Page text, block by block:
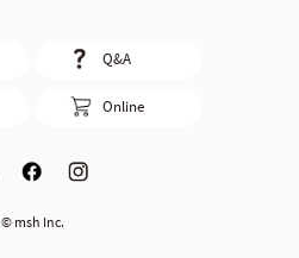
Q&A
Online
© msh Inc.